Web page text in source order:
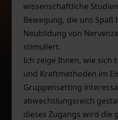
wissenschaftliche
Bewegung, die uns Spaß
Neubildung von
stimuliert.
Ich zeige Ihnen, wie sich
und Kraftmethoden im
Gruppensetting
abwechslungsreich
dieses Zugangs wird die